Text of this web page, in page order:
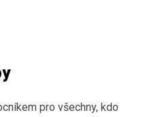
pro všechny, kdo